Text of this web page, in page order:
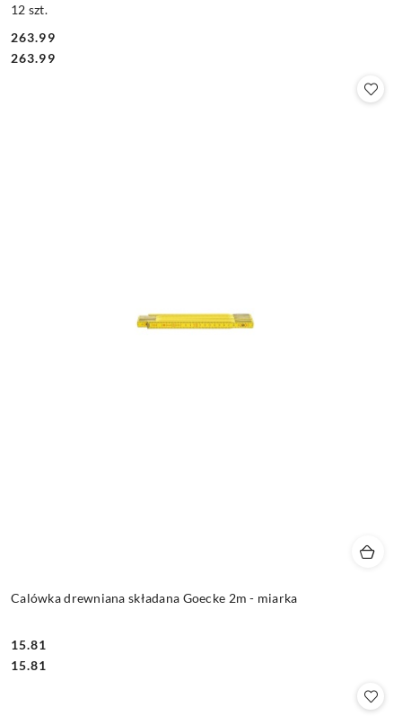
12 szt.
Cena:
263.99
Cena:
263.99
Calówka drewniana składana Goecke 2m - miarka
Cena:
15.81
Cena:
15.81